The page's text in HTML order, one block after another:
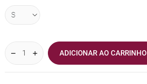
ADICIONAR AO CARRINHO